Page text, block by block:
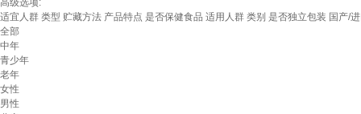
高级选项:
适宜人群 类型 贮藏方法 产品特点 是否保健食品 适用人群 类别 是否独立包装 国产/
全部
中年
青少年
老年
女性
男性